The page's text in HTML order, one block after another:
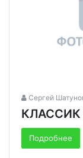
Сергей
Подробнее